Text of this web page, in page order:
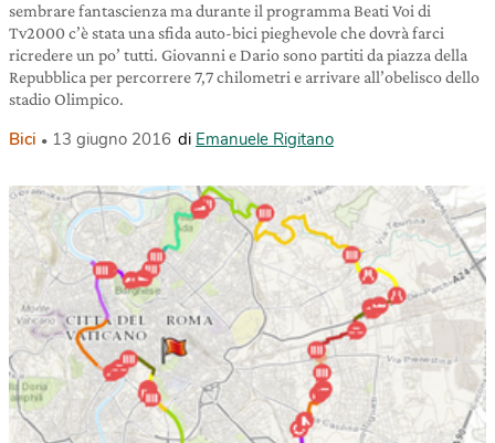
sembrare fantascienza ma durante il programma Beati Voi di
Tv2000 c’è stata una sfida auto-bici pieghevole che dovrà farci
ricredere un po’ tutti. Giovanni e Dario sono partiti da piazza della
Repubblica per percorrere 7,7 chilometri e arrivare all’obelisco dello
stadio Olimpico.
Bici 13 giugno 2016 di Emanuele Rigitano